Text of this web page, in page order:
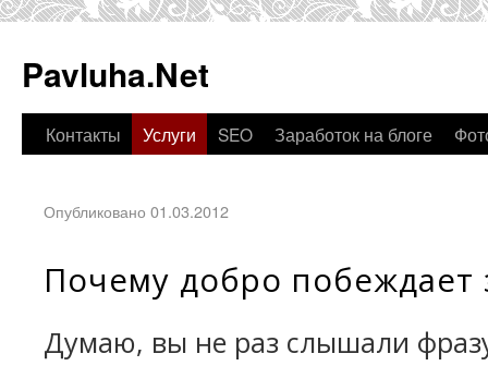
Pavluha.Net
Контакты Услуги SEO Заработок на блоге
Опубликовано 01.03.2012
Почему добро побеждает
Думаю, вы не раз слышали